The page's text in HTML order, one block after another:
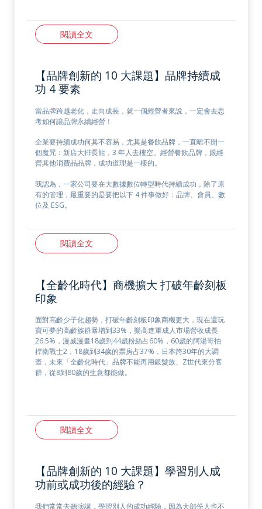
閱讀全文
【品牌創新的 10 大課題】品牌持續成
功 4 要素
當品牌跨越老化，走向成長，就一個經營者來說，一定會去思
考如何讓品牌永續經營！
企業要持續成功何其不容易，尤其是餐飲品牌，一直離不開一
個魔咒：新店大排長龍，3 年人去樓空。經營餐飲品牌，跟經
營其他消費品品牌，成功道理是一樣的。
我認為，一家公司要在大數據數位轉型時代持續成功，除了原
有的管理，最重要的是要把以下 4 件事做好：品牌、會員、數
位及 ESG。
閱讀全文
【全齡化時代】商機擴大 打破年齡刻板
印象
面對高齡少子化趨勢，打破年齡刻板印象商機更大，現在還玩
寶可夢的高齡族群暴增到33%，樂高進軍成人市場營收成長
26.5%，漫威漫畫18歲到44歲粉絲占60%，60歲的阿湯哥拍
捍衛戰士2，18歲到34歲的票房占37%，日本跨30年的大調
查，未來「全齡化時代」品牌不能再用銀髮族、Z世代來分客
群，從8到80歲的生意都能做。
閱讀全文
【品牌創新的 10 大課題】學習別人成
功前或成功後的經驗？
我們常常去聽演講，學習別人的成功經驗，因為大部份人也不